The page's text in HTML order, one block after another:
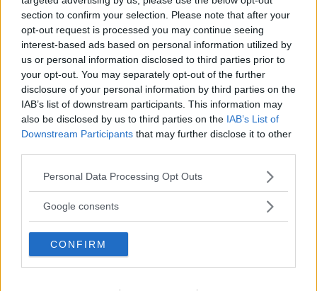
section to confirm your selection. Please note that after your
opt-out request is processed you may continue seeing
interest-based ads based on personal information utilized by
us or personal information disclosed to third parties prior to
your opt-out. You may separately opt-out of the further
disclosure of your personal information by third parties on the
IAB’s list of downstream participants. This information may
also be disclosed by us to third parties on the IAB’s List of
Downstream Participants that may further disclose it to other
Please note that this website/app uses one or more Google
not limited to your visit or usage behaviour. You may click to
use your data for below specified purposes in below Google
consent section.
Personal Data Processing Opt Outs
Google consents
CONFIRM
semplificare tra buoni e cattivi, identificarli
con un’etnia, un credo politico o religioso e
trovare così il caprio espiatorio, ghettizzarlo e
risolvere il problema.
Una storia già sentita, che non ha insegnato
nulla.
Meno normale, in un Paese laico in teoria ma
cattolico di fatto come l’Italia, in cui la chiesa è
stata spesso ingerente negli affari di Stato,